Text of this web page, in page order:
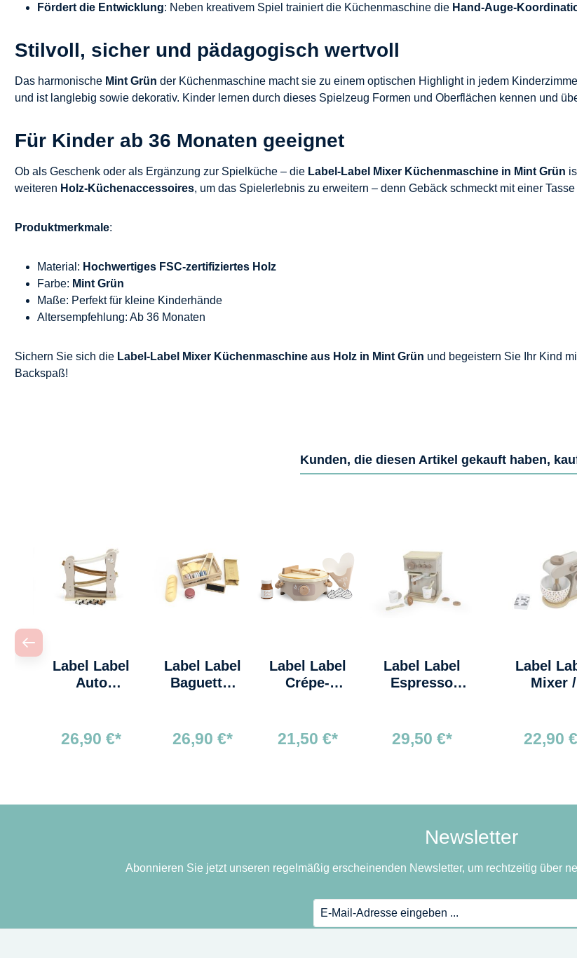
Fördert die Entwicklung: Neben kreativem Spiel trainiert die Küchenmaschine die Hand-Auge-
Stilvoll, sicher und pädagogisch wertvoll
Das harmonische Mint Grün der Küchenmaschine macht sie zu einem optischen Highlight in jedem
und ist langlebig sowie dekorativ. Kinder lernen durch dieses Spielzeug Formen und Oberflächen kennen und
Für Kinder ab 36 Monaten geeignet
Ob als Geschenk oder als Ergänzung zur Spielküche – die Label-Label Mixer Küchenmaschine in Mint Grün
weiteren Holz-Küchenaccessoires, um das Spielerlebnis zu erweitern – denn Gebäck schmeckt mit einer
Produktmerkmale:
Material: Hochwertiges FSC-zertifiziertes Holz
Farbe: Mint Grün
Maße: Perfekt für kleine Kinderhände
Altersempfehlung: Ab 36 Monaten
Sichern Sie sich die Label-Label Mixer Küchenmaschine aus Holz in Mint Grün und begeistern Sie Ihr Kind
Backspaß!
Kunden, die diesen Artikel gekauft haben,
Label Label
Auto
26,90 €*
Label Label
Baguette-
26,90 €*
Label Label
Crépe-
21,50 €*
Label Label
Espresso
29,50 €*
Label
Mixer /
22,90
Newsletter
Abonnieren Sie jetzt unseren regelmäßig erscheinenden Newsletter, um rechtzeitig über